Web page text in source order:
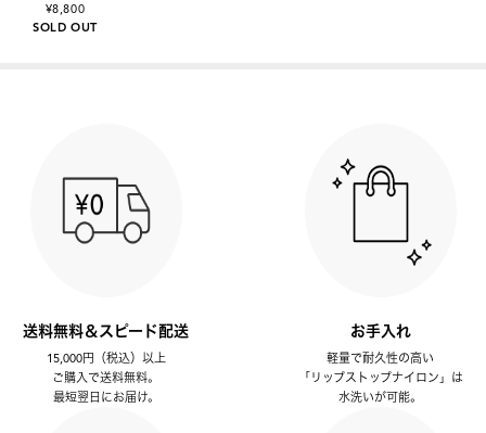
¥8,800
SOLD OUT
送料無料＆スピード配送
15,000円（税込）以上
ご購入で送料無料。
最短翌日にお届け。
お手入れ
軽量で耐久性の高い
「リップストップナイロン」は
水洗いが可能。